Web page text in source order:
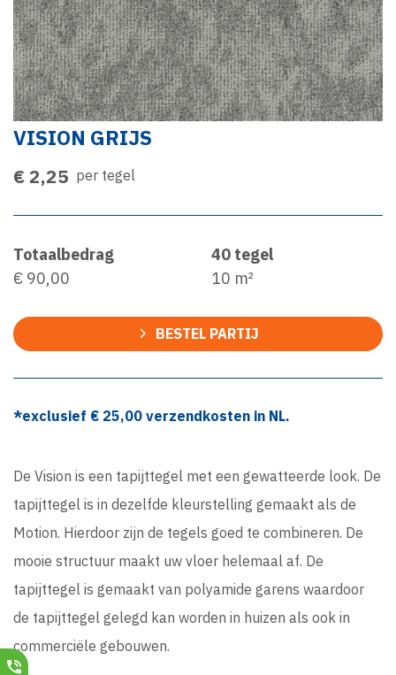
VISION GRIJS
€ 2,25 per tegel
Totaalbedrag
€ 90,00
40 tegel
10 m²
BESTEL PARTIJ
*exclusief € 25,00 verzendkosten in NL.
De Vision is een tapijttegel met een gewatteerde look. De
tapijttegel is in dezelfde kleurstelling gemaakt als de
Motion. Hierdoor zijn de tegels goed te combineren. De
mooie structuur maakt uw vloer helemaal af. De
tapijttegel is gemaakt van polyamide garens waardoor
de tapijttegel gelegd kan worden in huizen als ook in
commerciële gebouwen.